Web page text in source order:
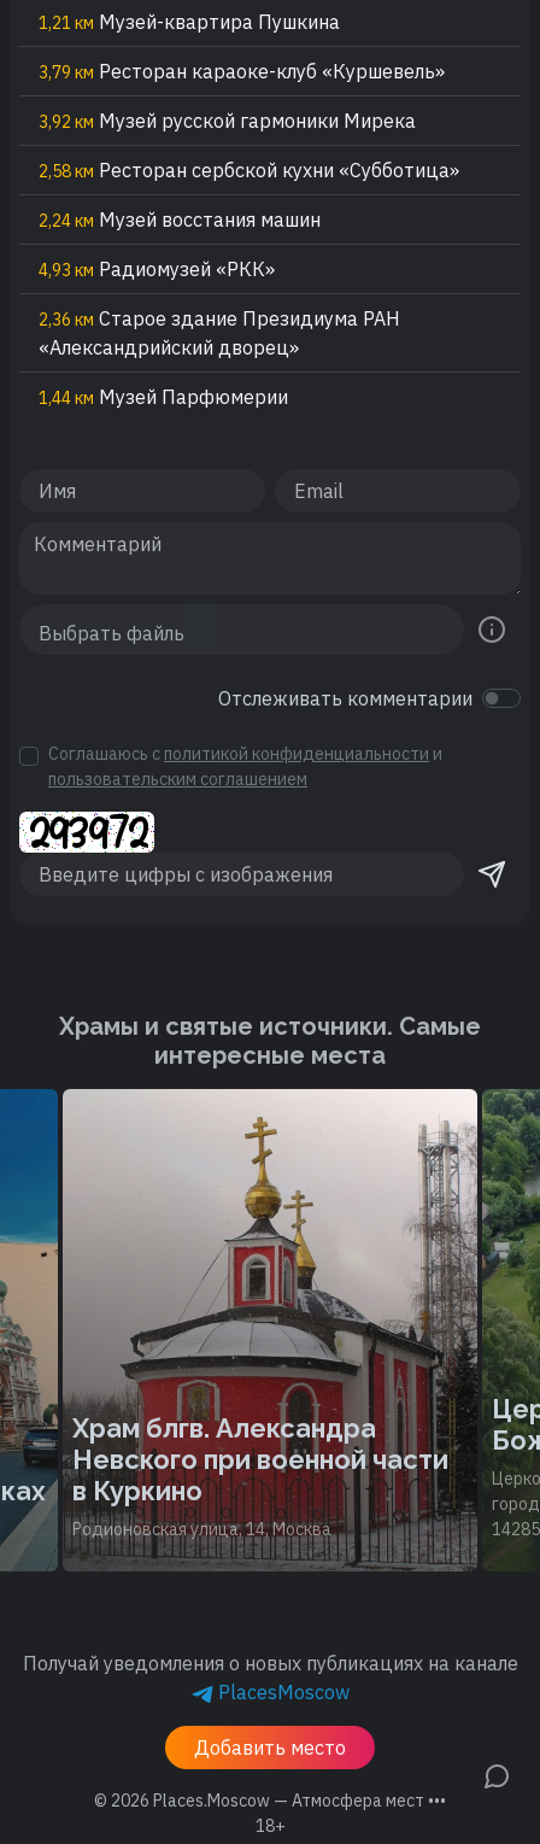
1,21 км Музей-квартира Пушкина
3,79 км Ресторан караоке-клуб «Куршевель»
3,92 км Музей русской гармоники Мирека
2,58 км Ресторан сербской кухни «Субботица»
2,24 км Музей восстания машин
4,93 км Радиомузей «РКК»
2,36 км Старое здание Президиума РАН
«Александрийский дворец»
1,44 км Музей Парфюмерии
Отслеживать комментарии
Соглашаюсь с политикой конфиденциальности и
пользовательским соглашением
Храмы и святые источники. Cамые
интересные места
Храм блгв. Александра
Невского при военной части
в Куркино
Родионовская улица, 14, Москва
Получай уведомления о новых публикациях на канале
PlacesMoscow
Добавить место
© 2026 Places.Moscow — Атмосфера мест •••
18+